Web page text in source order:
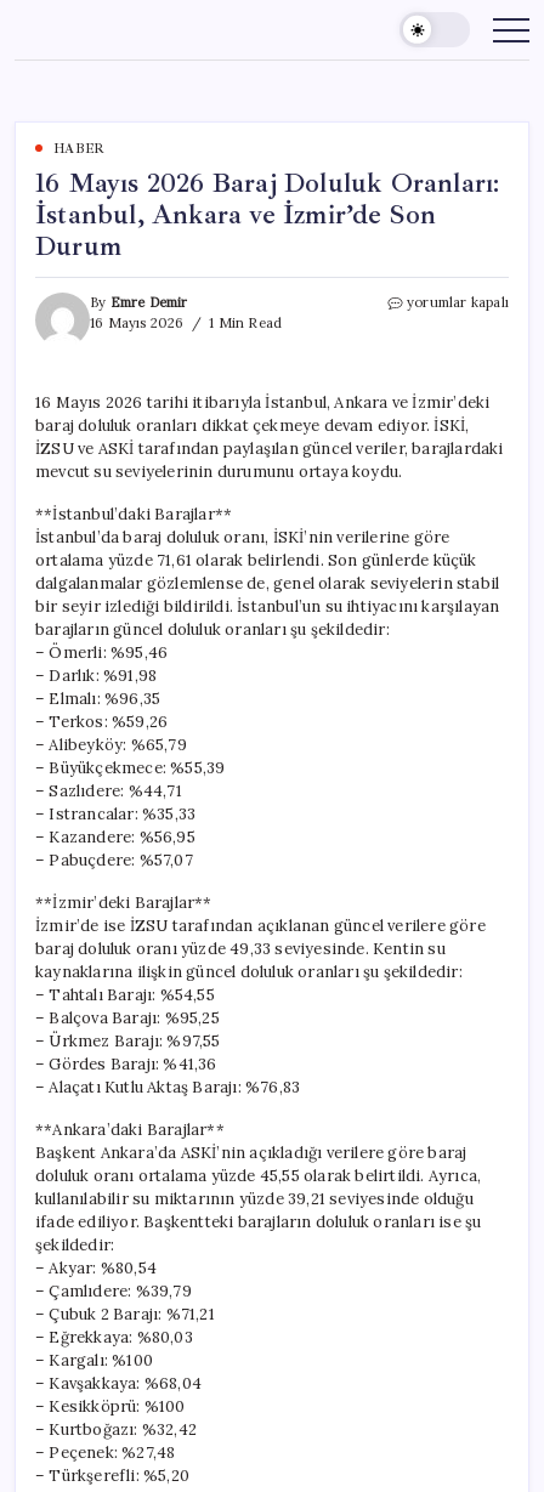
content
HABER
16 Mayıs 2026 Baraj Doluluk Oranları:
İstanbul, Ankara ve İzmir’de Son
Durum
By Emre Demir
16 Mayıs 2026
1 Min Read
16
Oranları:
İstanbul,
Ankara
Durum
için
yorumlar kapalı
16 Mayıs 2026 tarihi itibarıyla İstanbul, Ankara ve İzmir’deki
baraj doluluk oranları dikkat çekmeye devam ediyor. İSKİ,
İZSU ve ASKİ tarafından paylaşılan güncel veriler, barajlardaki
mevcut su seviyelerinin durumunu ortaya koydu.
**İstanbul’daki Barajlar**
İstanbul’da baraj doluluk oranı, İSKİ’nin verilerine göre
ortalama yüzde 71,61 olarak belirlendi. Son günlerde küçük
dalgalanmalar gözlemlense de, genel olarak seviyelerin stabil
bir seyir izlediği bildirildi. İstanbul’un su ihtiyacını karşılayan
barajların güncel doluluk oranları şu şekildedir:
– Ömerli: %95,46
– Darlık: %91,98
– Elmalı: %96,35
– Terkos: %59,26
– Alibeyköy: %65,79
– Büyükçekmece: %55,39
– Sazlıdere: %44,71
– Istrancalar: %35,33
– Kazandere: %56,95
– Pabuçdere: %57,07
**İzmir’deki Barajlar**
İzmir’de ise İZSU tarafından açıklanan güncel verilere göre
baraj doluluk oranı yüzde 49,33 seviyesinde. Kentin su
kaynaklarına ilişkin güncel doluluk oranları şu şekildedir:
– Tahtalı Barajı: %54,55
– Balçova Barajı: %95,25
– Ürkmez Barajı: %97,55
– Gördes Barajı: %41,36
– Alaçatı Kutlu Aktaş Barajı: %76,83
**Ankara’daki Barajlar**
Başkent Ankara’da ASKİ’nin açıkladığı verilere göre baraj
doluluk oranı ortalama yüzde 45,55 olarak belirtildi. Ayrıca,
kullanılabilir su miktarının yüzde 39,21 seviyesinde olduğu
ifade ediliyor. Başkentteki barajların doluluk oranları ise şu
şekildedir:
– Akyar: %80,54
– Çamlıdere: %39,79
– Çubuk 2 Barajı: %71,21
– Eğrekkaya: %80,03
– Kargalı: %100
– Kavşakkaya: %68,04
– Kesikköprü: %100
– Kurtboğazı: %32,42
– Peçenek: %27,48
– Türkşerefli: %5,20